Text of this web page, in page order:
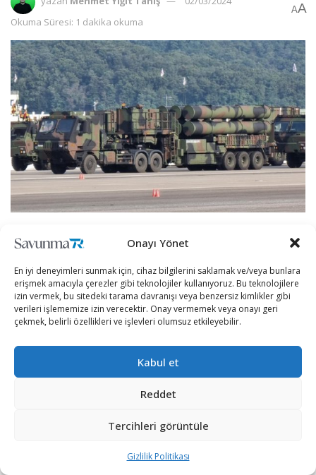
Onayı Yönet
En iyi deneyimleri sunmak için, cihaz bilgilerini saklamak ve/veya bunlara
erişmek amacıyla çerezler gibi teknolojiler kullanıyoruz. Bu teknolojilere
izin vermek, bu sitedeki tarama davranışı veya benzersiz kimlikler gibi
verileri işlememize izin verecektir. Onay vermemek veya onayı geri
çekmek, belirli özellikleri ve işlevleri olumsuz etkileyebilir.
Kabul et
Reddet
Tercihleri görüntüle
Gizlilik Politikası
Okuma Süresi: 1 dakika okuma
AA
balistik füzelere karşı çalışmalarını sürdürüyor.
Seul, 50 ila 60 kilometre irtifalardan gelebilecek balistik
füze tehditlerine karşı yeni uzun menzilli hava ve füze
savunma sistemi (L-SAM) geliştirdi.
Güney Kore’nin yeni hava savunma sistemi, 26 Eylül Salı
günü düzenlenecek askeri geçit töreni provaları